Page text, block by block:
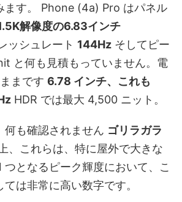
ます。 Phone (4a) Pro はパネル
解像度の6.83インチ
ッシュレート 144Hz そしてピー
と何も見積もっていません。電
まです 6.78 インチ、これも
HDR では最大 4,500 ニット。
何も確認されません ゴリラガラ
、これらは、特に屋外で大きな
つとなるピーク輝度において、こ
は非常に高い数字です。